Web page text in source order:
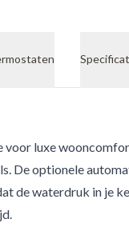
voor luxe
De optionele
de waterdruk in je